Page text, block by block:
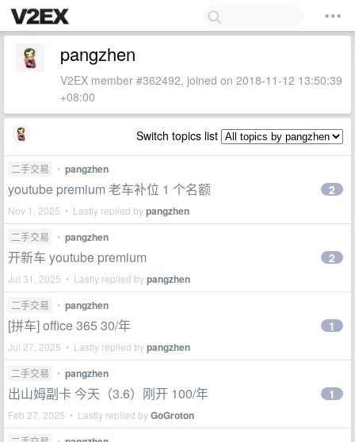
pangzhen
V2EX member #362492, joined on 2018-11-12 13:50:39
+08:00
Switch topics list
二手交易 • pangzhen
youtube premium 老车补位 1 个名额
Nov 1, 2025 • Lastly replied bypangzhen
2
二手交易 • pangzhen
开新车 youtube premium
Jul 31, 2025 • Lastly replied bypangzhen
2
二手交易 • pangzhen
[拼车] office 365 30/年
Jul 27, 2025 • Lastly replied bypangzhen
1
二手交易 • pangzhen
出山姆副卡 今天（3.6）刚开 100/年
Feb 27, 2025 • Lastly replied byGoGroton
1